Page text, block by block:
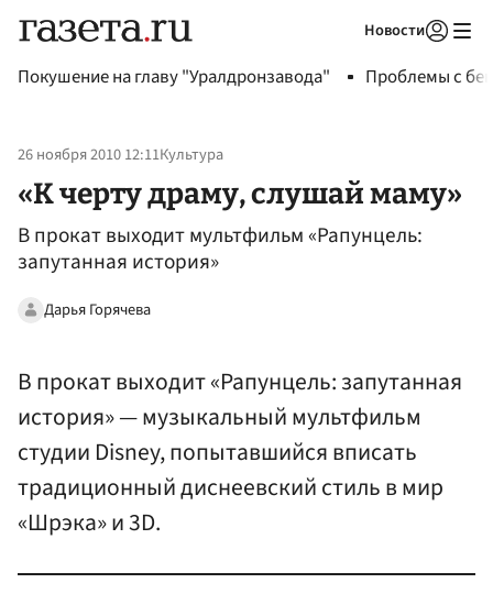
Новости
Покушение на главу "Уралдронзавода" Проблемы с
26 ноября 2010 12:11Культура
«К черту драму, слушай маму»
В прокат выходит мультфильм «Рапунцель:
запутанная история»
Дарья Горячева
В прокат выходит «Рапунцель: запутанная
история» — музыкальный мультфильм
студии Disney, попытавшийся вписать
традиционный диснеевский стиль в мир
«Шрэка» и 3D.